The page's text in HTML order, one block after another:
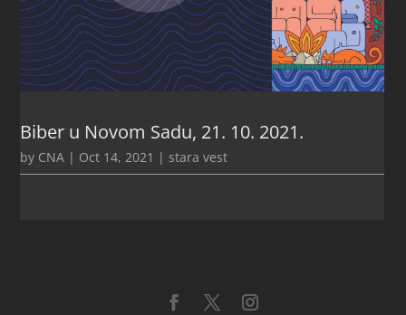
Biber u Novom Sadu, 21. 10. 2021.
by CNA | Oct 14, 2021 | stara vest